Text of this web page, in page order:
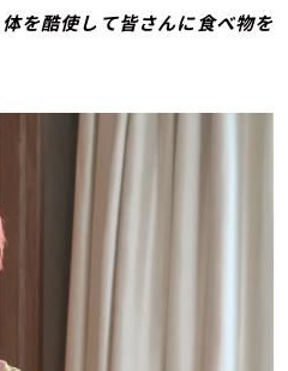
を酷使して皆さんに食べ物を